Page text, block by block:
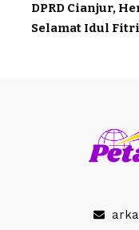
DPRD Cianjur,
Selamat Idul Fitri